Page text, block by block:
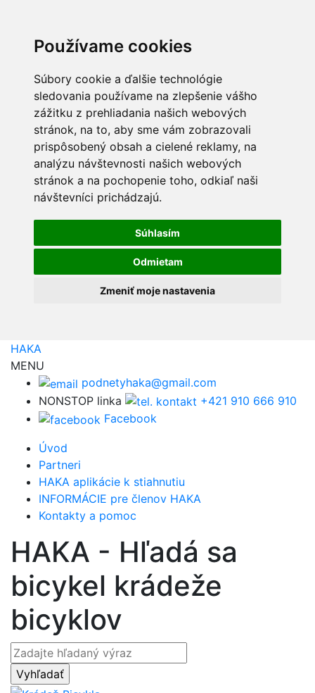
Používame cookies
Súbory cookie a ďalšie technológie
sledovania používame na zlepšenie vášho
zážitku z prehliadania našich webových
stránok, na to, aby sme vám zobrazovali
prispôsobený obsah a cielené reklamy, na
analýzu návštevnosti našich webových
stránok a na pochopenie toho, odkiaľ naši
návštevníci prichádzajú.
Súhlasím
Odmietam
Zmeniť moje nastavenia
HAKA
MENU
podnetyhaka@gmail.com
NONSTOP linka
+421 910 666 910
Facebook
Úvod
Partneri
HAKA aplikácie k stiahnutiu
INFORMÁCIE pre členov HAKA
Kontakty a pomoc
HAKA - Hľadá sa
bicykel krádeže
bicyklov